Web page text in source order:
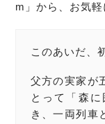
m」から、お気
このあいだ、
父方の実家が
とって「森
き、一両列車